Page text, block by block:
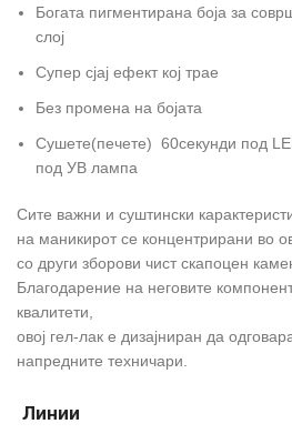
Богата пигментирана боја за
слој
Супер сјај ефект кој трае
Без промена на бојата
Сушете(печете) 60секунди под
под УВ лампа
Сите важни и суштински
на маникирот се концентрирани во
со други зборови чист скапоцен
Благодарение на неговите
квалитети,
овој гел-лак е дизајниран да
напредните техничари.
Линии